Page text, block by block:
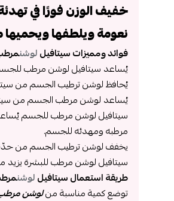
خفيف الوزن فورًا في
نعومة ويلطفها ويحميها
فوائد ومميزات سيتافيللوشن
يُساعد سيتافيل لوشن مرطب للجسم
يُحافظ لوشن ترطيب الجسم من
يُساعد لوشن مرطب الجسم من
سيتافيل لوشن مرطب للجسم
مرطبه ومهدئه للجسم.
يخفف لوشن ترطيب الجسم من حدّة
سيتافيل لوشن مرطب للبشرة يزيد
طريقة استعمال سيتافيللوشن
توضع كمية مناسبة منلوشن